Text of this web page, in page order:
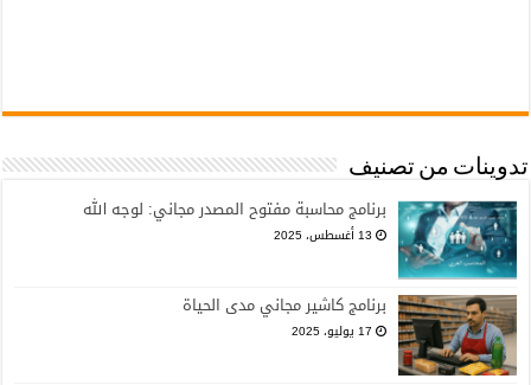
تدوينات من تصنيف
برنامج محاسبة مفتوح المصدر مجاني: لوجه الله
13 أغسطس، 2025
برنامج كاشير مجاني مدى الحياة
17 يوليو، 2025